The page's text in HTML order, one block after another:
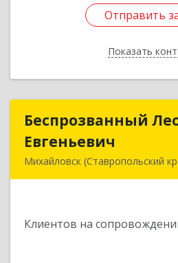
Отправить
Показать
Отправить
Назад
Беспрозванный
Евгеньевич
Михайловск (Ставропольский
Клиентов на